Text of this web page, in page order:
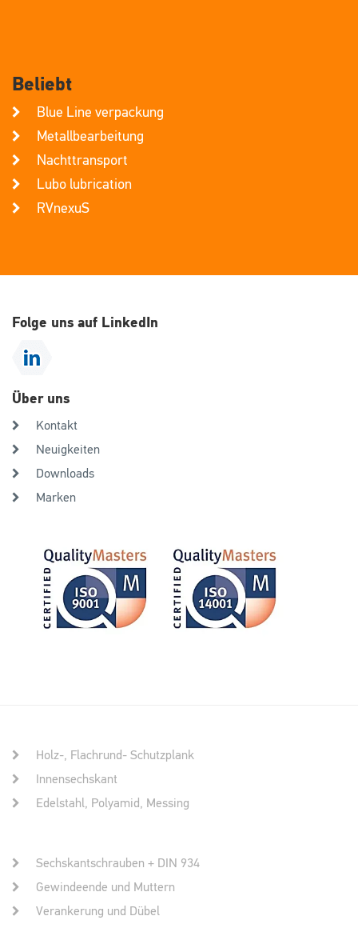
Beliebt
Blue Line verpackung
Metallbearbeitung
Nachttransport
Lubo lubrication
RVnexuS
Folge uns auf LinkedIn
Über uns
Kontakt
Neuigkeiten
Downloads
Marken
Holz-, Flachrund- Schutzplank
Innensechskant
Edelstahl, Polyamid, Messing
Sechskantschrauben + DIN 934
Gewindeende und Muttern
Verankerung und Dübel